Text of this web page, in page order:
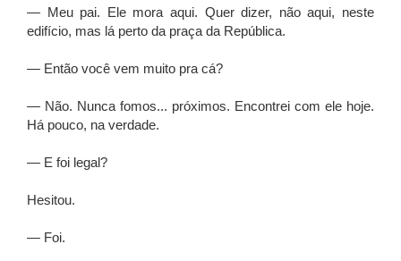
— Meu pai. Ele mora aqui. Quer dizer, não aqui, neste
edifício, mas lá perto da praça da República.
— Então você vem muito pra cá?
— Não. Nunca fomos... próximos. Encontrei com ele hoje.
Há pouco, na verdade.
— E foi legal?
Hesitou.
— Foi.